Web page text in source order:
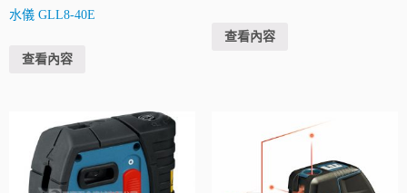
水儀 GLL8-40E
查看內容
查看內容